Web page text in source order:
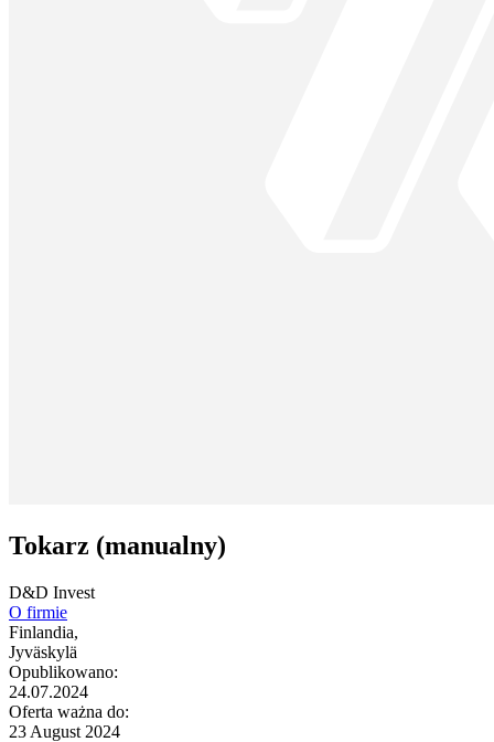
Tokarz (manualny)
D&D Invest
O firmie
Finlandia,
Jyväskylä
Opublikowano:
24.07.2024
Oferta ważna do:
23 August 2024